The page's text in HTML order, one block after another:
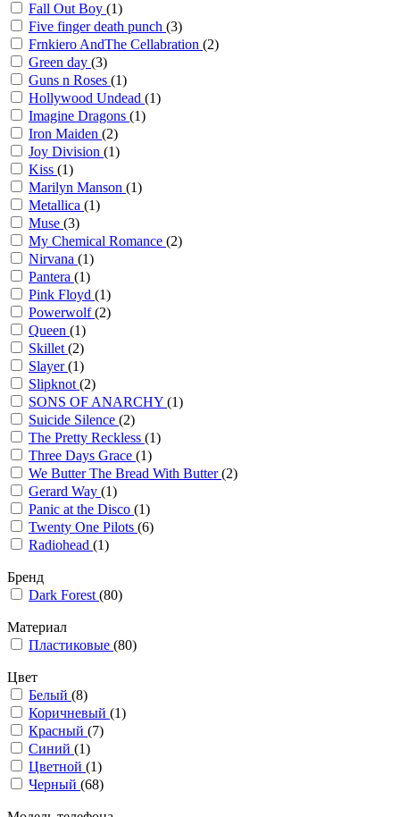
Fall Out Boy (1)
Five finger death punch (3)
Frnkiero AndThe Cellabration (2)
Green day (3)
Guns n Roses (1)
Hollywood Undead (1)
Imagine Dragons (1)
Iron Maiden (2)
Joy Division (1)
Kiss (1)
Marilyn Manson (1)
Metallica (1)
Muse (3)
My Chemical Romance (2)
Nirvana (1)
Pantera (1)
Pink Floyd (1)
Powerwolf(2)
Queen (1)
Skillet(2)
Slayer(1)
Slipknot(2)
SONS OF ANARCHY (1)
Suicide Silence (2)
The Pretty Reckless (1)
Three Days Grace (1)
We Butter The Bread With Butter(2)
Gerard Way (1)
Panic at the Disco (1)
Twenty One Pilots (6)
Radiohead (1)
Бренд
Dark Forest(80)
Материал
Пластиковые (80)
Цвет
Белый (8)
Коричневый (1)
Красный (7)
Синий (1)
Цветной (1)
Черный (68)